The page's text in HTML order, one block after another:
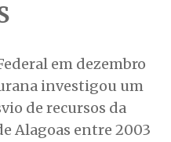
em dezembro
investigou um
de recursos da
Alagoas entre 2003